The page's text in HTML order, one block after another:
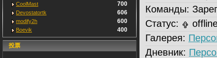
CoolMast 700
Devostatortk 606
modify2h 600
Boevik 400
投票
Команды:
Статус:
Галерея:
Дневник: